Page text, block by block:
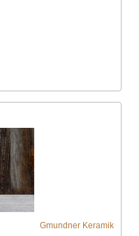
Gmundner Keramik